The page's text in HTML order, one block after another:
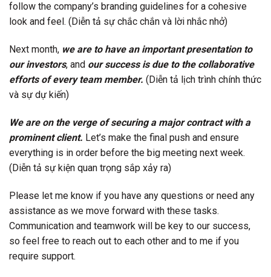
follow the company’s branding guidelines for a cohesive
look and feel. (Diễn tả sự chắc chắn và lời nhắc nhở)
Next month, we are to have an important presentation to
our investors, and our success is due to the collaborative
efforts of every team member. (Diễn tả lịch trình chính thức
và sự dự kiến)
We are on the verge of securing a major contract with a
prominent client. Let’s make the final push and ensure
everything is in order before the big meeting next week.
(Diễn tả sự kiện quan trọng sắp xảy ra)
Please let me know if you have any questions or need any
assistance as we move forward with these tasks.
Communication and teamwork will be key to our success,
so feel free to reach out to each other and to me if you
require support.